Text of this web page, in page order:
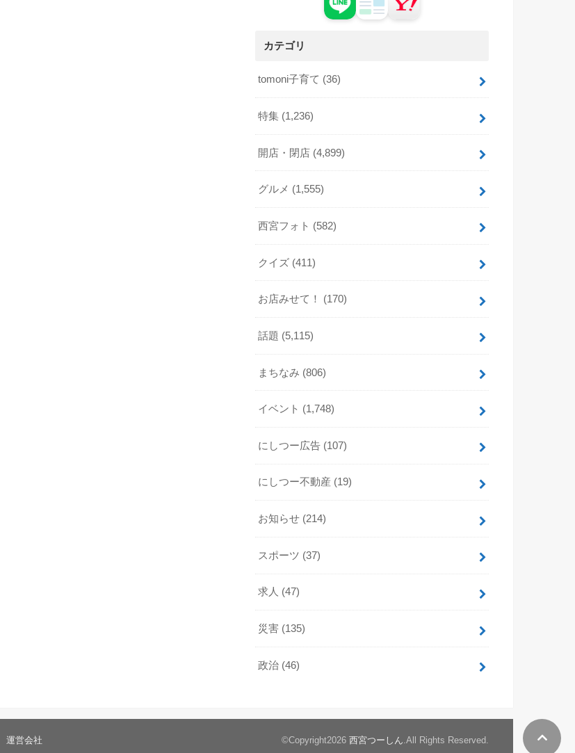
カテゴリ
tomoni子育て (36)
特集 (1,236)
開店・閉店 (4,899)
グルメ (1,555)
西宮フォト (582)
クイズ (411)
お店みせて！ (170)
話題 (5,115)
まちなみ (806)
イベント (1,748)
にしつー広告 (107)
にしつー不動産 (19)
お知らせ (214)
スポーツ (37)
求人 (47)
災害 (135)
政治 (46)
運営会社 ©Copyright2026 西宮つーしん.All Rights Reserved.